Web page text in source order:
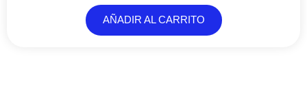
AÑADIR AL CARRITO